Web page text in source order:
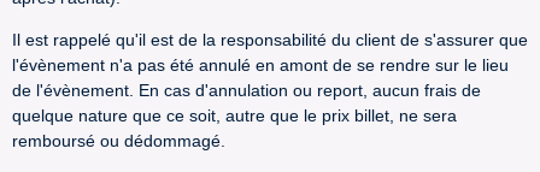
Il est rappelé qu'il est de la responsabilité du client de s'assurer que
l'évènement n'a pas été annulé en amont de se rendre sur le lieu
de l'évènement. En cas d'annulation ou report, aucun frais de
quelque nature que ce soit, autre que le prix billet, ne sera
remboursé ou dédommagé.